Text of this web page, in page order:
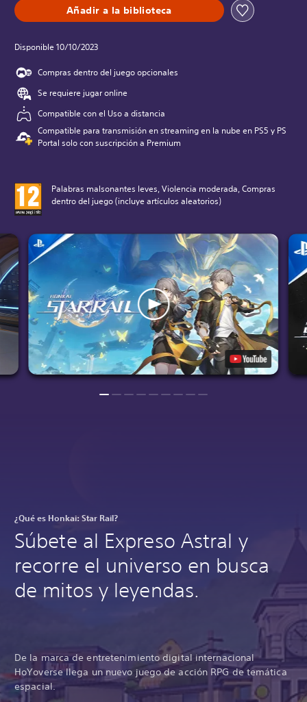
Añadir a la biblioteca
Disponible 10/10/2023
Compras dentro del juego opcionales
Se requiere jugar online
Compatible con el Uso a distancia
Compatible para transmisión en streaming en la nube en PS5 y PS
Portal solo con suscripción a Premium
Palabras malsonantes leves, Violencia moderada, Compras
dentro del juego (incluye artículos aleatorios)
¿Qué es Honkai: Star Rail?
Súbete al Expreso Astral y
recorre el universo en busca
de mitos y leyendas.
De la marca de entretenimiento digital internacional
HoYoverse llega un nuevo juego de acción RPG de temática
espacial.